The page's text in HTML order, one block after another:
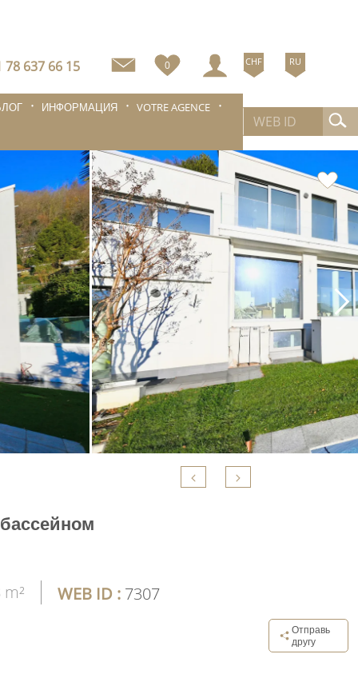
78 637 66 15 0 CHF RU
ИНФОРМАЦИЯ
VOTRE AGENCE
WEB ID : 7307
Отправь
другу